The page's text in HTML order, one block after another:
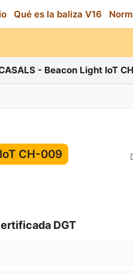
Qué es la baliza V16
- Beacon Light IoT
CH-009
DGT